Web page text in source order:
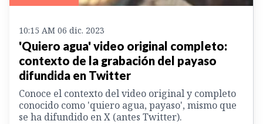
10:15 AM 06 dic. 2023
'Quiero agua' video original completo:
contexto de la grabación del payaso
difundida en Twitter
Conoce el contexto del video original y completo
conocido como 'quiero agua, payaso', mismo que
se ha difundido en X (antes Twitter).